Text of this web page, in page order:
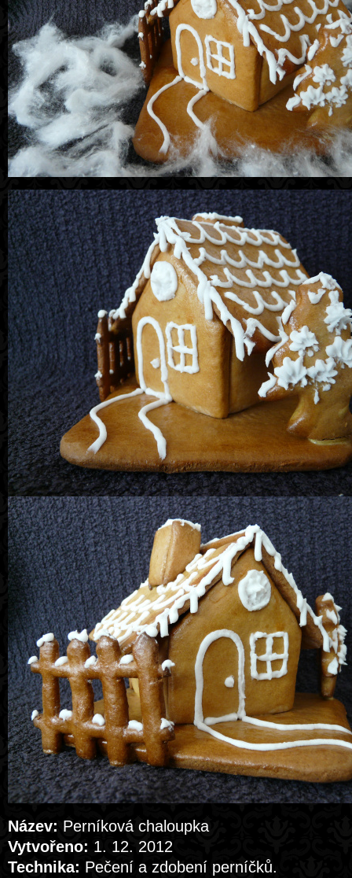
Název: Perníková chaloupka
Vytvořeno: 1. 12. 2012
Technika: Pečení a zdobení perníčků.